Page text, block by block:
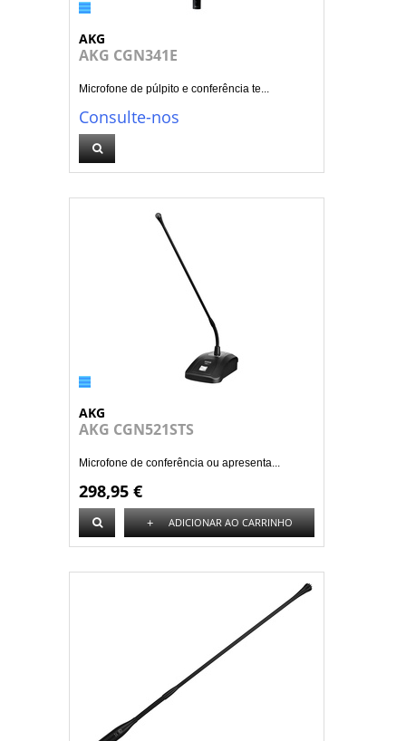
AKG
AKG CGN341E
Microfone de púlpito e conferência te...
Consulte-nos
AKG
AKG CGN521STS
Microfone de conferência ou apresenta...
298,95 €
+ ADICIONAR AO CARRINHO